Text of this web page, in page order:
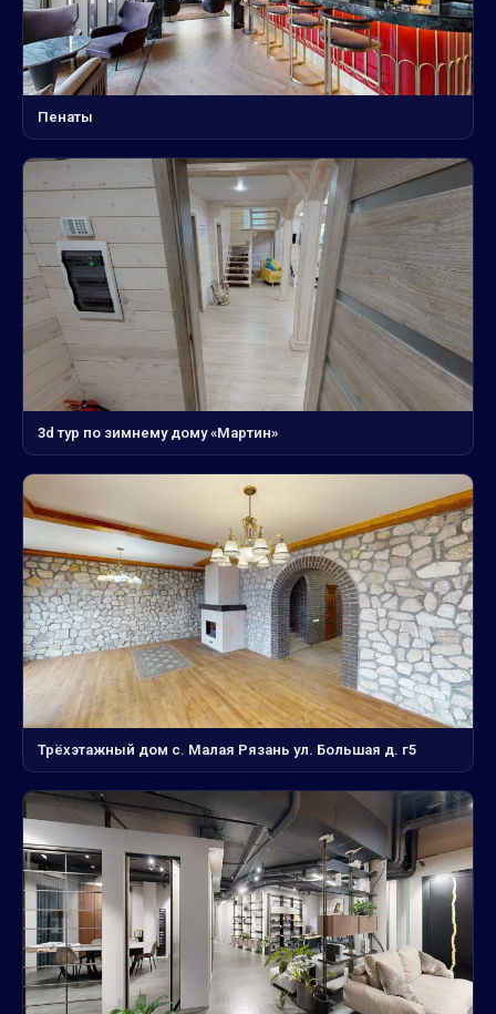
Пенаты
3d тур по зимнему дому «Мартин»
Трёхэтажный дом с. Малая Рязань ул. Большая д. г5